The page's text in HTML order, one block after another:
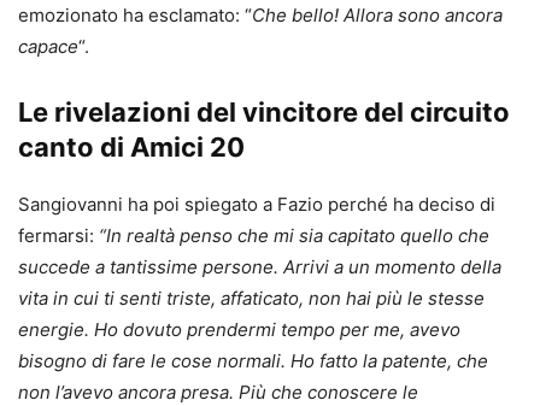
emozionato ha esclamato: “Che bello! Allora sono ancora
capace“.
Le rivelazioni del vincitore del circuito
canto di Amici 20
Sangiovanni ha poi spiegato a Fazio perché ha deciso di
fermarsi: “In realtà penso che mi sia capitato quello che
succede a tantissime persone. Arrivi a un momento della
vita in cui ti senti triste, affaticato, non hai più le stesse
energie. Ho dovuto prendermi tempo per me, avevo
bisogno di fare le cose normali. Ho fatto la patente, che
non l’avevo ancora presa. Più che conoscere le